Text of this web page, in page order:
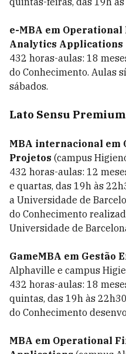
e-MBA em
Analytics Applications
432 horas-aulas: 18
do Conhecimento. Aulas
sábados.
Lato Sensu
MBA internacional em
Projetos (campus
432 horas-aulas: 12
e quartas, das 19h às
a Universidade de
do Conhecimento
Universidade de
GameMBA em Gestão
Alphaville e campus
432 horas-aulas: 18
quintas, das 19h às
do Conhecimento
MBA em Operational